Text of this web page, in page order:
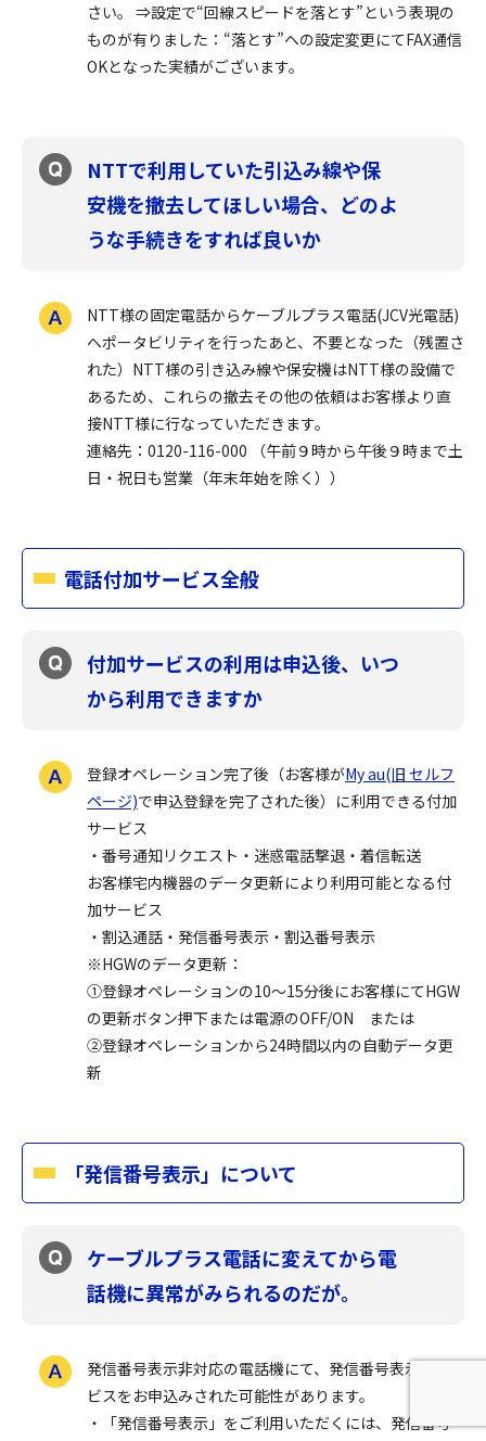
さい。 ⇒設定で“回線スピードを落とす”という表現の
ものが有りました：“落とす”への設定変更にてFAX通信
OKとなった実績がございます。
NTTで利用していた引込み線や保
安機を撤去してほしい場合、どのよ
うな手続きをすれば良いか
NTT様の固定電話からケーブルプラス電話(JCV光電話)
へポータビリティを行ったあと、不要となった（残置さ
れた）NTT様の引き込み線や保安機はNTT様の設備で
あるため、これらの撤去その他の依頼はお客様より直
接NTT様に行なっていただきます。
連絡先：0120-116-000 （午前９時から午後９時まで土
日・祝日も営業（年末年始を除く））
電話付加サービス全般
付加サービスの利用は申込後、いつ
から利用できますか
登録オペレーション完了後（お客様がMy au(旧 セルフ
ページ)で申込登録を完了された後）に利用できる付加
サービス
・番号通知リクエスト・迷惑電話撃退・着信転送
お客様宅内機器のデータ更新により利用可能となる付
加サービス
・割込通話・発信番号表示・割込番号表示
※HGWのデータ更新：
①登録オペレーションの10～15分後にお客様にてHGW
の更新ボタン押下または電源のOFF/ON または
②登録オペレーションから24時間以内の自動データ更
新
「発信番号表示」について
ケーブルプラス電話に変えてから電
話機に異常がみられるのだが。
発信番号表示非対応の電話機にて、発信番号表示サー
ビスをお申込みされた可能性があります。
・「発信番号表示」をご利用いただくには、発信番号